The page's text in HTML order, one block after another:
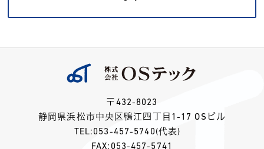
〒432-8023
静岡県浜松市中央区鴨江四丁目1-17 OSビル
TEL: 053-457-5740 (代表)
FAX:053-457-5741